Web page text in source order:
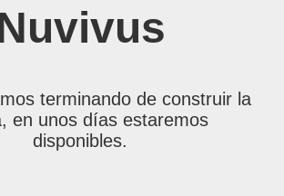
terminando de construir la
en unos días estaremos
disponibles.